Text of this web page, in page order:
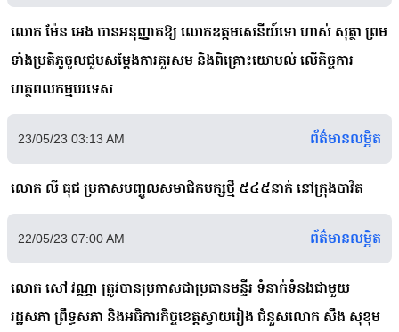
លោក ម៉ែន អេង បានអនុញ្ញាតឱ្យ លោកឧត្តមសេនីយ៍ទោ ហាស់ សុត្ថា ព្រម
ទាំងប្រតិភូចូលជួបសម្តែងការគួរសម និងពិគ្រោះយោបល់ លើកិច្ចការ
ហត្ថពលកម្មបរទេស
23/05/23 03:13 AM ព័ត៌មានលម្អិត
លោក លី ធុជ ប្រកាសបញ្ចូលសមាជិកបក្សថ្មី ៥៤៥នាក់ នៅក្រុងបាវិត
22/05/23 07:00 AM ព័ត៌មានលម្អិត
លោក សៅ វណ្ណា ត្រូវបានប្រកាសជាប្រធានមន្ទីរ ទំនាក់ទំនងជាមួយ
រដ្ឋសភា ព្រឹទ្ធសភា និងអធិការកិច្ចខេត្តស្វាយរៀង ជំនួសលោក សឹង សុខុម